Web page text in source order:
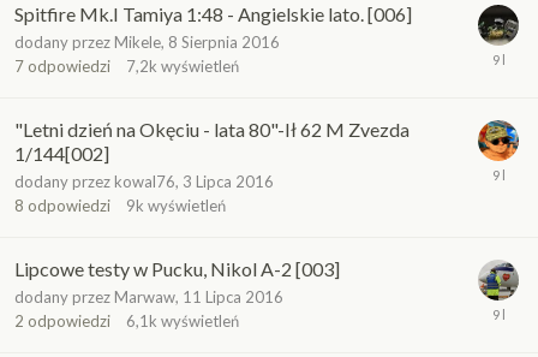
Spitfire Mk.I Tamiya 1:48 - Angielskie lato. [006]
dodany przez Mikele, 8 Sierpnia 2016
7 odpowiedzi 7,2k wyświetleń
"Letni dzień na Okęciu - lata 80"-Ił 62 M Zvezda
1/144[002]
dodany przez kowal76, 3 Lipca 2016
8 odpowiedzi 9k wyświetleń
Lipcowe testy w Pucku, Nikol A-2 [003]
dodany przez Marwaw, 11 Lipca 2016
2 odpowiedzi 6,1k wyświetleń